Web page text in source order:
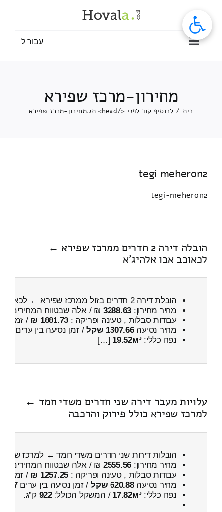
עבור ל
מחירון-מרכז שפירא
בית / להוסיף קוד לפני </head> תג. מחירון-מרכז שפירא
tegi meheron2
tegi-meheron2
הובלה דירה 2 חדרים ממרכז שפירא ←
לכאוכב אבו אלהיג'א
הובלת דירה 2 חדרים בזול ממרכז שפירא ← לכאוכב אבו אלהיג'א
מחיר מחירון: 3288.63 ₪ / אלה שבטווח המחירים
עבודות סבלות , טעינה ופריקה : 1881.73 ₪ / זמן :
מחיר נסיעה1307.66 שקל / זמן נסיעה בין ערים
נפח כללי:19.52м³
[…]
עלויות מעבר דירה שני חדרים משדי חמד ←
למרכז שפירא כולל פירוק והרכבה
הובלות דירות שני חדרים משדי חמד ← למרכז
מחיר מחירון: 2555.56 ₪ / אלה שבטווח המחירים
עבודות סבלות , טעינה ופריקה : 1257.25 ₪ / זמן :
מחיר נסיעה620.88 שקל / זמן נסיעה בין ערים47 דקות
נפח כללי:17.82м³ / המשקל הכולל:922 ק”ג.